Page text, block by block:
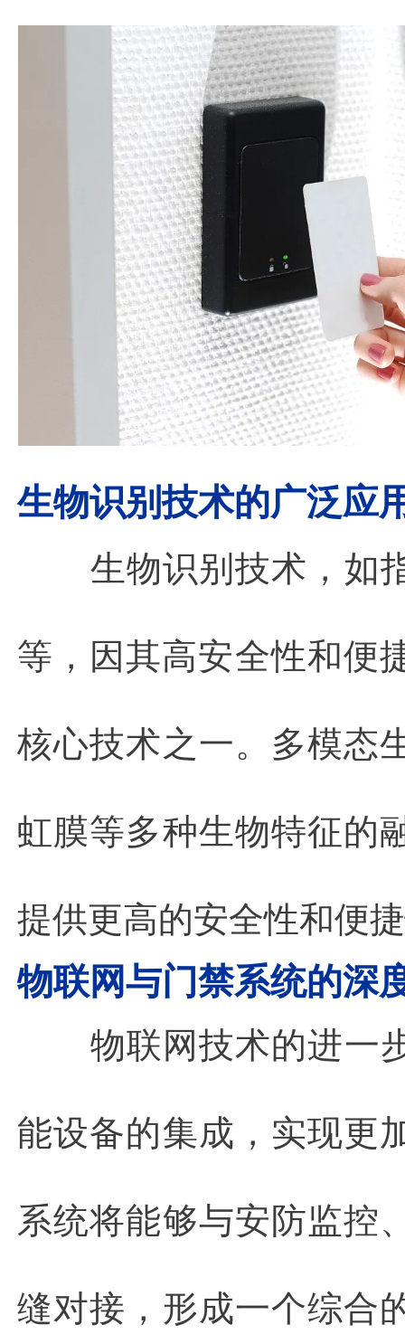
生物识别技术的广泛应
生物识别技术，如
等，因其高安全性和便
核心技术之一。多模态
虹膜等多种生物特征的
提供更高的安全性和便
物联网与门禁系统的深
物联网技术的进一
能设备的集成，实现更
系统将能够与安防监控
缝对接，形成一个综合